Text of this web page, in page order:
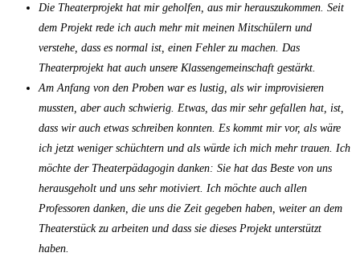
Die Theaterprojekt hat mir geholfen, aus mir herauszukommen. Seit
dem Projekt rede ich auch mehr mit meinen Mitschülern und
verstehe, dass es normal ist, einen Fehler zu machen. Das
Theaterprojekt hat auch unsere Klassengemeinschaft gestärkt.
Am Anfang von den Proben war es lustig, als wir improvisieren
mussten, aber auch schwierig. Etwas, das mir sehr gefallen hat, ist,
dass wir auch etwas schreiben konnten. Es kommt mir vor, als wäre
ich jetzt weniger schüchtern und als würde ich mich mehr trauen. Ich
möchte der Theaterpädagogin danken: Sie hat das Beste von uns
herausgeholt und uns sehr motiviert. Ich möchte auch allen
Professoren danken, die uns die Zeit gegeben haben, weiter an dem
Theaterstück zu arbeiten und dass sie dieses Projekt unterstützt
haben.